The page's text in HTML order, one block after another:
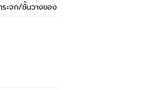
ะจก/ชั้นวางของ